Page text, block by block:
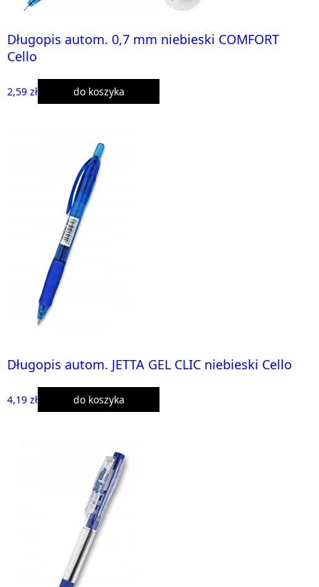
Długopis autom. 0,7 mm niebieski COMFORT
Cello
2,59 zł do koszyka
Długopis autom. JETTA GEL CLIC niebieski Cello
4,19 zł do koszyka